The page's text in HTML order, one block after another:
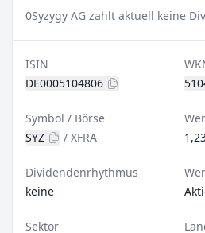
0Syzygy AG zahlt aktuell keine
ISIN
DE0005104806
Symbol / Börse
SYZ
/ XFRA
Dividendenrhythmus
keine
Sektor